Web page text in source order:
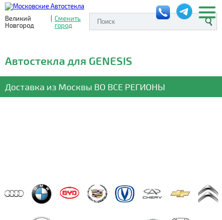
Великий
Новгород
| Сменить
город
Автостекла для GENESIS
Доставка из Москвы ВО ВСЕ РЕГИОНЫ